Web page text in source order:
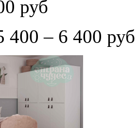
руб
400 – 6 400 руб